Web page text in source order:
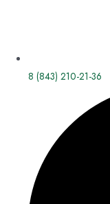
8 (843) 210-21-36